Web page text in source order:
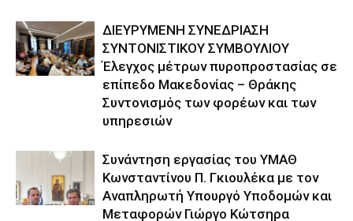
ΔΙΕΥΡΥΜΕΝΗ ΣΥΝΕΔΡΙΑΣΗ
ΣΥΝΤΟΝΙΣΤΙΚΟΥ ΣΥΜΒΟΥΛΙΟΥ
Έλεγχος μέτρων πυροπροστασίας σε
επίπεδο Μακεδονίας – Θράκης
Συντονισμός των φορέων και των
υπηρεσιών
Συνάντηση εργασίας του ΥΜΑΘ
Κωνσταντίνου Π. Γκιουλέκα με τον
Αναπληρωτή Υπουργό Υποδομών και
Μεταφορών Γιώργο Κώτσηρα